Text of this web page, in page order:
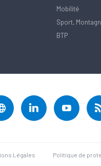
Mobilité
Sport,
BTP
Légales Politique de
réglementations. Personnalisez vos